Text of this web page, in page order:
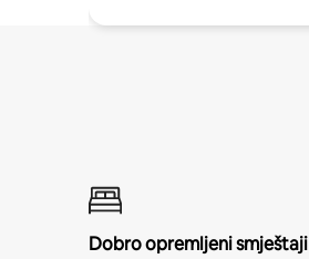
Dobro opremljeni smještaji